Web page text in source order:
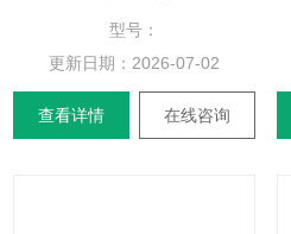
型号：
更新日期： 2026-07-02
查看详情 在线咨询